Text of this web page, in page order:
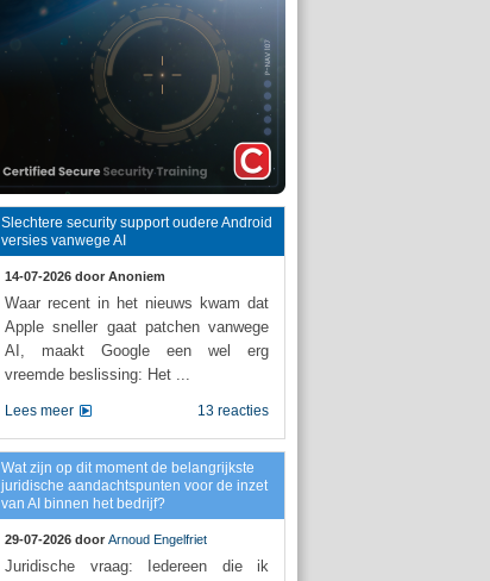
Slechtere security support oudere Android
versies vanwege AI
14-07-2026 door Anoniem
Waar recent in het nieuws kwam dat
Apple sneller gaat patchen vanwege
AI, maakt Google een wel erg
vreemde beslissing: Het ...
13 reacties
Lees meer
Wat zijn op dit moment de belangrijkste
juridische aandachtspunten voor de inzet
van AI binnen het bedrijf?
29-07-2026 door Arnoud Engelfriet
Juridische vraag: Iedereen die ik